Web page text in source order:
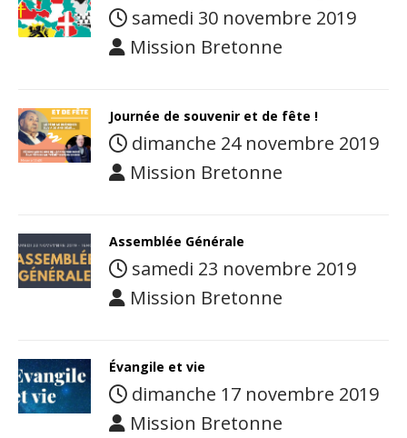
samedi 30 novembre 2019
Mission Bretonne
Journée de souvenir et de fête !
dimanche 24 novembre 2019
Mission Bretonne
Assemblée Générale
samedi 23 novembre 2019
Mission Bretonne
Évangile et vie
dimanche 17 novembre 2019
Mission Bretonne